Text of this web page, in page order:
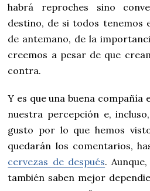
habrá reproches sino
destino, de si todos tenemos
de antemano, de la
creemos a pesar de que
contra.
Y es que una buena
nuestra percepción e,
gusto por lo que hemos
quedarán los comentarios,
cervezas de después.
también saben mejor